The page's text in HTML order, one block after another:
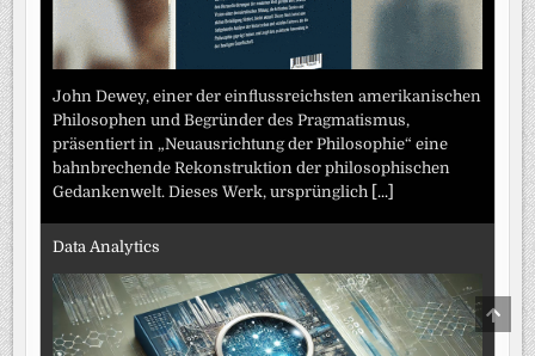
John Dewey, einer der einflussreichsten amerikanischen
Philosophen und Begründer des Pragmatismus,
präsentiert in „Neuausrichtung der Philosophie“ eine
bahnbrechende Rekonstruktion der philosophischen
Gedankenwelt. Dieses Werk, ursprünglich [...]
Data Analytics
TO
TOP